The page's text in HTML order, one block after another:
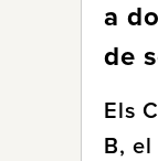
a
de
Els
B,